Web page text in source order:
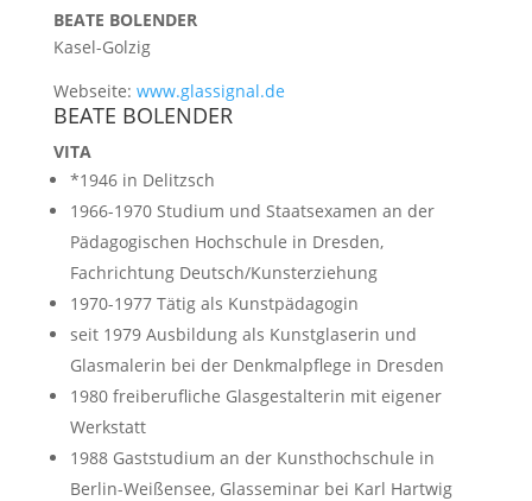
BEATE BOLENDER
Kasel-Golzig
Webseite: www.glassignal.de
BEATE BOLENDER
VITA
*1946 in Delitzsch
1966-1970 Studium und Staatsexamen an der
Pädagogischen Hochschule in Dresden,
Fachrichtung Deutsch/Kunsterziehung
1970-1977 Tätig als Kunstpädagogin
seit 1979 Ausbildung als Kunstglaserin und
Glasmalerin bei der Denkmalpflege in Dresden
1980 freiberufliche Glasgestalterin mit eigener
Werkstatt
1988 Gaststudium an der Kunsthochschule in
Berlin-Weißensee, Glasseminar bei Karl Hartwig